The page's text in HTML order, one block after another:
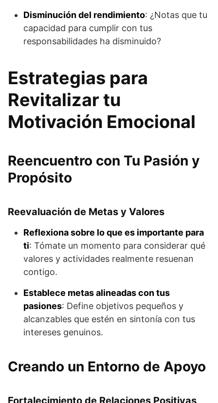
Disminución del rendimiento: ¿Notas que tu
capacidad para cumplir con tus
responsabilidades ha disminuido?
Estrategias para
Revitalizar tu
Motivación Emocional
Reencuentro con Tu Pasión y
Propósito
Reevaluación de Metas y Valores
Reflexiona sobre lo que es importante para
ti: Tómate un momento para considerar qué
valores y actividades realmente resuenan
contigo.
Establece metas alineadas con tus
pasiones: Define objetivos pequeños y
alcanzables que estén en sintonía con tus
intereses genuinos.
Creando un Entorno de Apoyo